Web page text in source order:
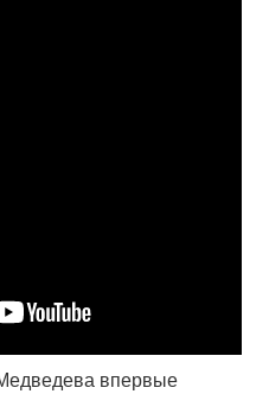
впервые